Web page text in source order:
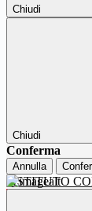
Chiudi
Chiudi
Conferma
Annulla
ISTITUTO